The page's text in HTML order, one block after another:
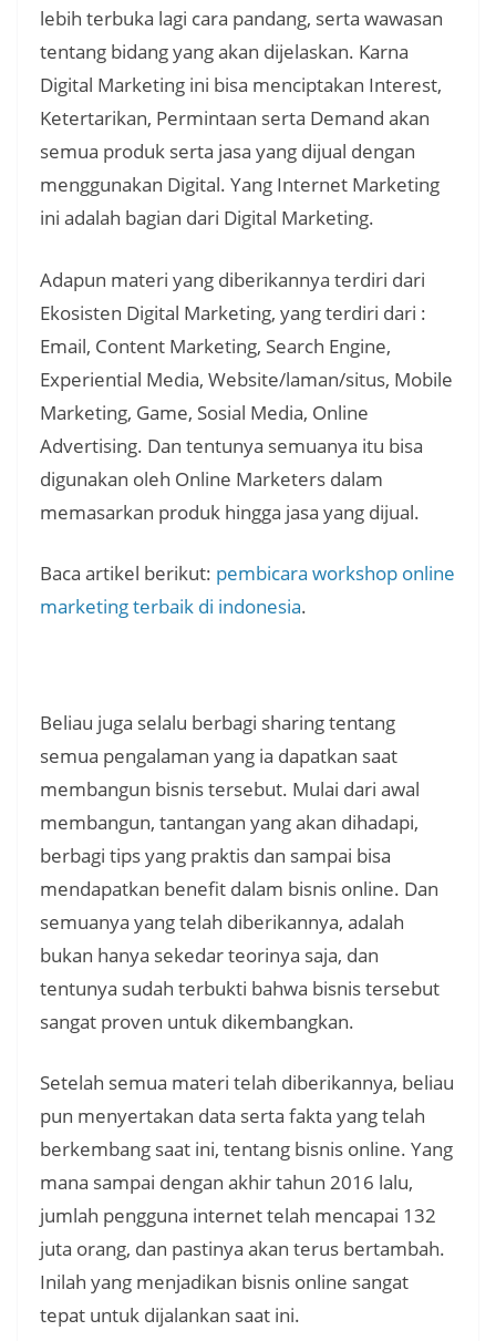
lebih terbuka lagi cara pandang, serta wawasan
tentang bidang yang akan dijelaskan. Karna
Digital Marketing ini bisa menciptakan Interest,
Ketertarikan, Permintaan serta Demand akan
semua produk serta jasa yang dijual dengan
menggunakan Digital. Yang Internet Marketing
ini adalah bagian dari Digital Marketing.
Adapun materi yang diberikannya terdiri dari
Ekosisten Digital Marketing, yang terdiri dari :
Email, Content Marketing, Search Engine,
Experiential Media, Website/laman/situs, Mobile
Marketing, Game, Sosial Media, Online
Advertising. Dan tentunya semuanya itu bisa
digunakan oleh Online Marketers dalam
memasarkan produk hingga jasa yang dijual.
Baca artikel berikut: pembicara workshop online
marketing terbaik di indonesia.
Beliau juga selalu berbagi sharing tentang
semua pengalaman yang ia dapatkan saat
membangun bisnis tersebut. Mulai dari awal
membangun, tantangan yang akan dihadapi,
berbagi tips yang praktis dan sampai bisa
mendapatkan benefit dalam bisnis online. Dan
semuanya yang telah diberikannya, adalah
bukan hanya sekedar teorinya saja, dan
tentunya sudah terbukti bahwa bisnis tersebut
sangat proven untuk dikembangkan.
Setelah semua materi telah diberikannya, beliau
pun menyertakan data serta fakta yang telah
berkembang saat ini, tentang bisnis online. Yang
mana sampai dengan akhir tahun 2016 lalu,
jumlah pengguna internet telah mencapai 132
juta orang, dan pastinya akan terus bertambah.
Inilah yang menjadikan bisnis online sangat
tepat untuk dijalankan saat ini.